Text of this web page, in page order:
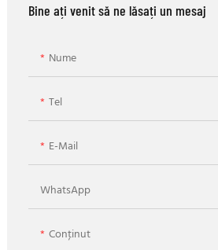
Bine ați venit să ne lăsați un mesaj
Nume
Tel
E-Mail
WhatsApp
Conţinut